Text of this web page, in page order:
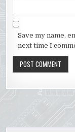
Save my name,
next time I